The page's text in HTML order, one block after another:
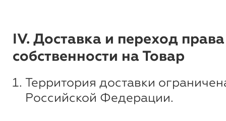
IV. Доставка и переход права
собственности на Товар
Территория доставки
Российской Федерации.